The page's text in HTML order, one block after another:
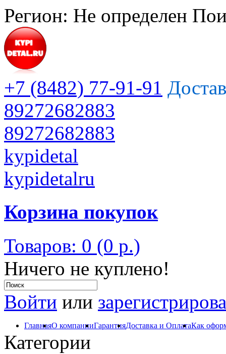
Регион: Не определен
+7 (8482) 77-91-91
89272682883
89272682883
kypidetal
kypidetalru
Корзина покупок
Товаров: 0 (0 р.)
Ничего не куплено!
Войти или
ГлавнаяО компанииГарантияДоставка и ОплатаКак
Категории